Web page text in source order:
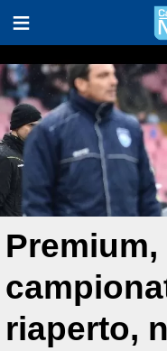
riaperto,